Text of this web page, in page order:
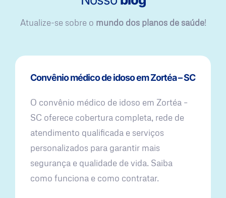
Atualize-se sobre o mundo dos planos de saúde!
Convênio médico de idoso em Zortéa – SC
O convênio médico de idoso em Zortéa –
SC oferece cobertura completa, rede de
atendimento qualificada e serviços
personalizados para garantir mais
segurança e qualidade de vida. Saiba
como funciona e como contratar.